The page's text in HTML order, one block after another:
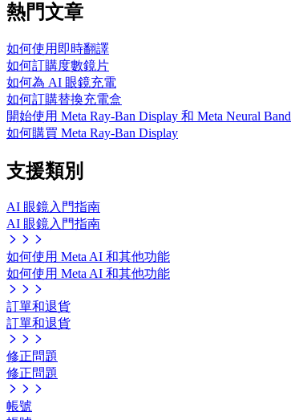
熱門文章
如何使用即時翻譯
如何訂購度數鏡片
如何為 AI 眼鏡充電
如何訂購替換充電盒
開始使用 Meta Ray-Ban Display 和 Meta Neural Band
如何購買 Meta Ray-Ban Display
支援類別
AI 眼鏡入門指南
AI 眼鏡入門指南
如何使用 Meta AI 和其他功能
如何使用 Meta AI 和其他功能
訂單和退貨
訂單和退貨
修正問題
修正問題
帳號